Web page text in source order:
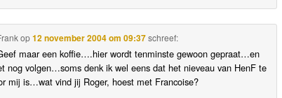
op12 november 2004 om 09:37schreef:
maar een koffie….hier wordt tenminste gewoon gepraat…en
nog volgen…soms denk ik wel eens dat het nieveau van HenF te
mij is…wat vind jij Roger, hoest met Francoise?